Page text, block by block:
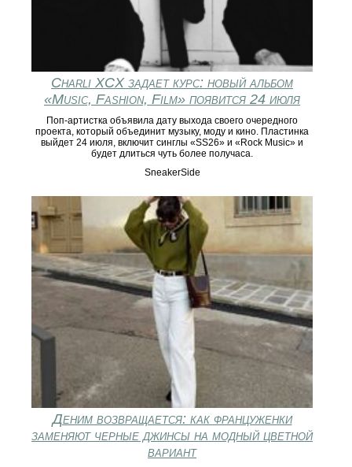
Charli XCX задает курс: новый альбом
«Music, Fashion, Film» появится 24 июля
Поп-артистка объявила дату выхода своего очередного
проекта, который объединит музыку, моду и кино. Пластинка
выйдет 24 июля, включит синглы «SS26» и «Rock Music» и
будет длиться чуть более получаса.
SneakerSide
Деним возвращается: как француженки
заменяют черные джинсы на модный цветной
вариант